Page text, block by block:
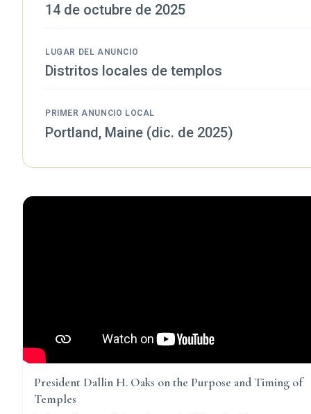
14 de octubre de 2025
LUGAR DEL ANUNCIO
Distritos locales de templos
PRIMER ANUNCIO LOCAL
Portland, Maine (dic. de 2025)
President Dallin H. Oaks on the Purpose and Timing of
Temples